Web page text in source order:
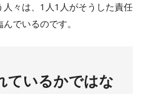
人々は、1人1人がそうした責任
でいるのです。
ているかではな